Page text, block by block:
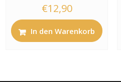
€12,90
In den Warenkorb